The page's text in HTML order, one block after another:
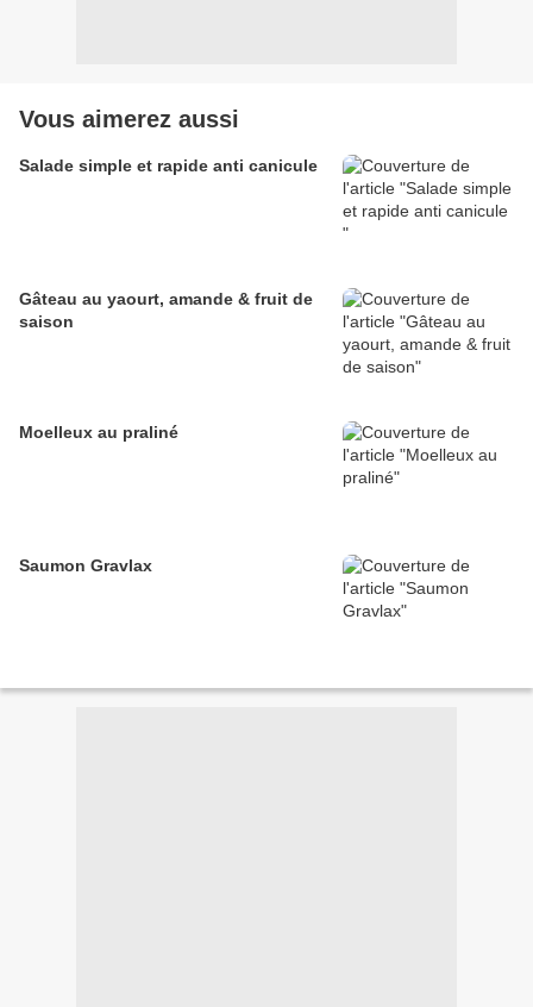
Vous aimerez aussi
Salade simple et rapide anti canicule
Gâteau au yaourt, amande & fruit de
saison
Moelleux au praliné
Saumon Gravlax